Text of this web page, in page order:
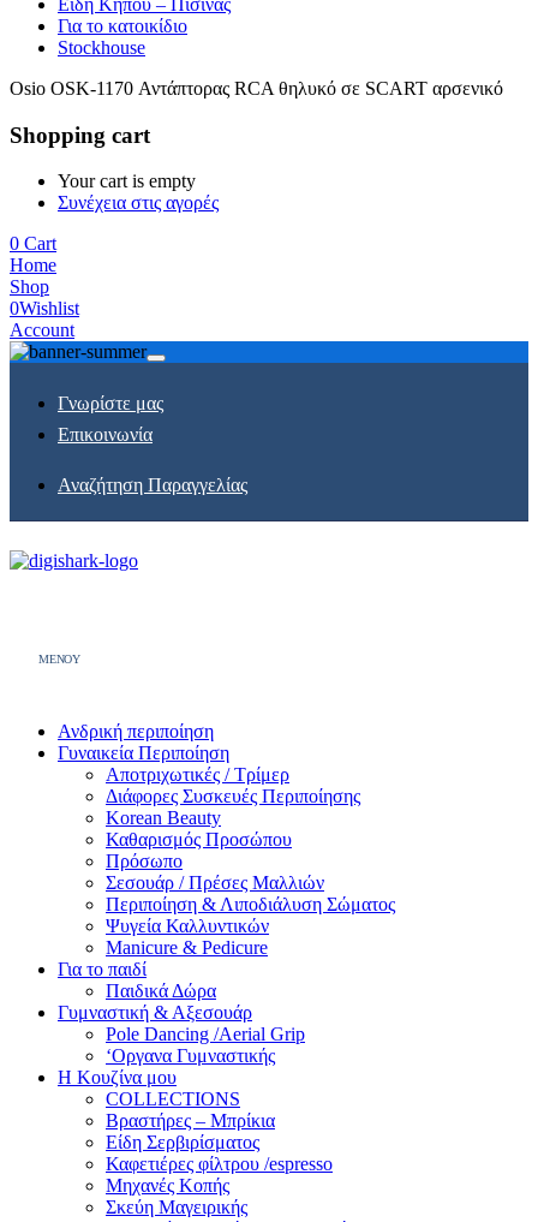
Είδη Κήπου – Πισίνας
Για το κατοικίδιο
Stockhouse
Osio OSK-1170 Αντάπτορας RCA θηλυκό σε SCART αρσενικό
Shopping cart
Your cart is empty
Συνέχεια στις αγορές
0 Cart
Home
Shop
0Wishlist
Account
Γνωρίστε μας
Επικοινωνία
Αναζήτηση Παραγγελίας
MENOY
Ανδρική περιποίηση
Γυναικεία Περιποίηση
Αποτριχωτικές / Τρίμερ
Διάφορες Συσκευές Περιποίησης
Korean Beauty
Καθαρισμός Προσώπου
Πρόσωπο
Σεσουάρ / Πρέσες Μαλλιών
Περιποίηση & Λιποδιάλυση Σώματος
Ψυγεία Καλλυντικών
Manicure & Pedicure
Για το παιδί
Παιδικά Δώρα
Γυμναστική & Αξεσουάρ
Pole Dancing /Aerial Grip
‘Οργανα Γυμναστικής
Η Κουζίνα μου
COLLECTIONS
Βραστήρες – Μπρίκια
Είδη Σερβιρίσματος
Καφετιέρες φίλτρου /espresso
Μηχανές Κοπής
Σκεύη Μαγειρικής